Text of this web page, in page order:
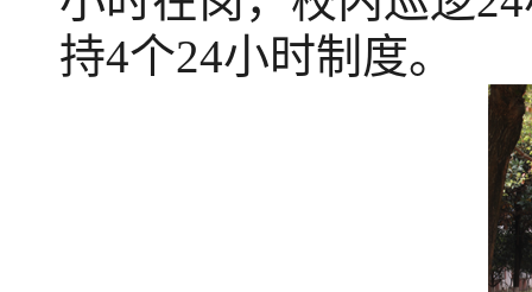
持4个24小时制度。